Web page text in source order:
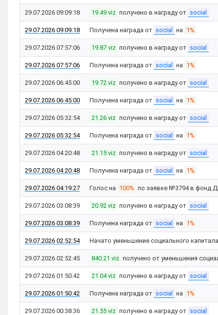
29.07.2026 09:09:18 19.49 viz получено в награду от social
29.07.2026 09:09:18 Получена награда от social на 1%
29.07.2026 07:57:06 19.87 viz получено в награду от social
29.07.2026 07:57:06 Получена награда от social на 1%
29.07.2026 06:45:00 19.72 viz получено в награду от social
29.07.2026 06:45:00 Получена награда от social на 1%
29.07.2026 05:32:54 21.26 viz получено в награду от social
29.07.2026 05:32:54 Получена награда от social на 1%
29.07.2026 04:20:48 21.15 viz получено в награду от social
29.07.2026 04:20:48 Получена награда от social на 1%
29.07.2026 04:19:27 Голос на 100% по заявке №3794 в фонд
29.07.2026 03:08:39 20.92 viz получено в награду от social
29.07.2026 03:08:39 Получена награда от social на 1%
29.07.2026 02:52:54 Начато уменьшение социального
29.07.2026 02:52:45 840.21 viz получено от уменьшения
29.07.2026 01:50:42 21.04 viz получено в награду от social
29.07.2026 01:50:42 Получена награда от social на 1%
29.07.2026 00:38:36 21.55 viz получено в награду от social